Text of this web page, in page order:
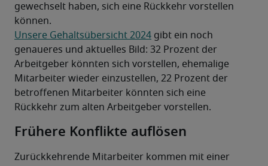
gewechselt haben, sich eine Rückkehr vorstellen
können.
Unsere Gehaltsübersicht 2024 gibt ein noch
genaueres und aktuelles Bild: 32 Prozent der
Arbeitgeber könnten sich vorstellen, ehemalige
Mitarbeiter wieder einzustellen, 22 Prozent der
betroffenen Mitarbeiter könnten sich eine
Rückkehr zum alten Arbeitgeber vorstellen.
Frühere Konflikte auflösen
Zurückkehrende Mitarbeiter kommen mit einer